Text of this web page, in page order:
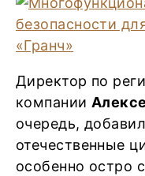
Директор по
компании
очередь,
отечественные
особенно остро